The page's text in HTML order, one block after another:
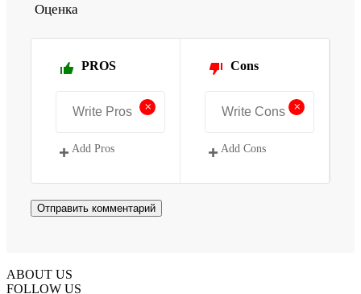
Оценка
PROS
+
Add Pros
Cons
+
Add Cons
ABOUT US
FOLLOW US